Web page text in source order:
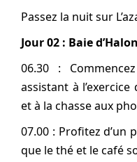
Passez la nuit sur
Jour 02 : Baie
06.30 :
assistant à
et à la chasse aux
07.00 : Profitez
que le thé et le café